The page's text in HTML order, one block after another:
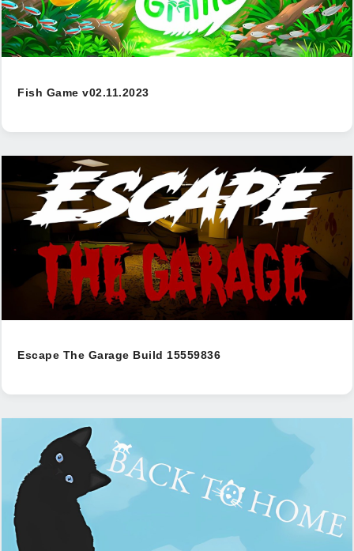
Fish Game v02.11.2023
Escape The Garage Build 15559836